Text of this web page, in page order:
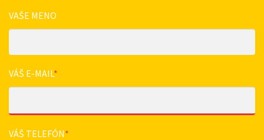
VAŠE MENO
VÁŠ E-MAIL*
VÁŠ TELEFÓN*